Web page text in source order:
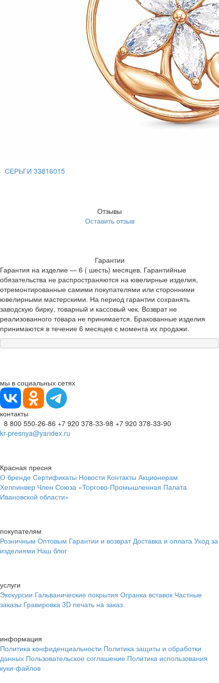
СЕРЬГИ 33816015
Отзывы
Оставить отзыв
Гарантии
Гарантия на изделие — 6 ( шесть) месяцев. Гарантийные
обязательства не распространяются на ювелирные изделия,
отремонтированные самими покупателями или сторонними
ювелирными мастерскими. На период гарантии сохранять
заводскую бирку, товарный и кассовый чек. Возврат не
реализованного товара не принимается. Бракованные изделия
принимаются в течение 6 месяцев с момента их продажи.
мы в социальных сетях
контакты
8 800 550-26-86 +7 920 378-33-98 +7 920 378-33-90
kr-presnya@yandex.ru
Красная пресня
О бренде Сертификаты Новости Контакты Акционерам
Хелпинвер Член Союза «Торгово-Промышленная Палата
Ивановской области»
покупателям
Розничным Оптовым Гарантии и возврат Доставка и оплата Уход за
изделиями Наш блог
услуги
Экскурсии Гальванические покрытия Огранка вставок Частные
заказы Гравировка 3D печать на заказ
информация
Политика конфиденциальности Политика защиты и обработки
данных Пользовательское соглашение Политика использования
куки-файлов